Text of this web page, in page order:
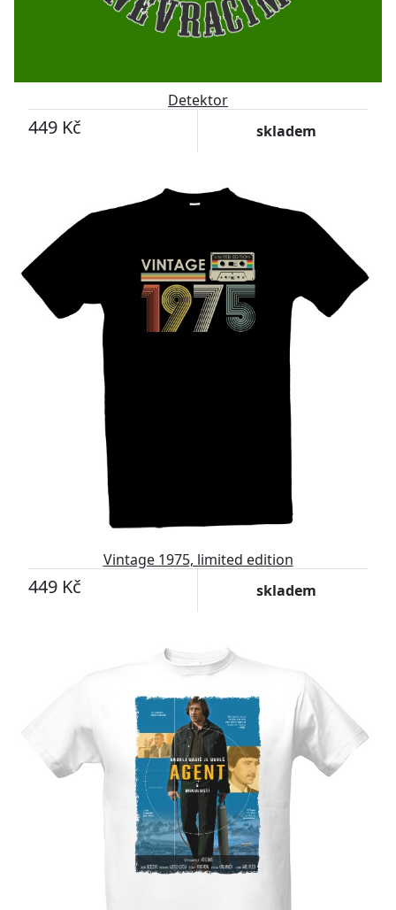
Detektor
449 Kč skladem
Vintage 1975, limited edition
449 Kč skladem